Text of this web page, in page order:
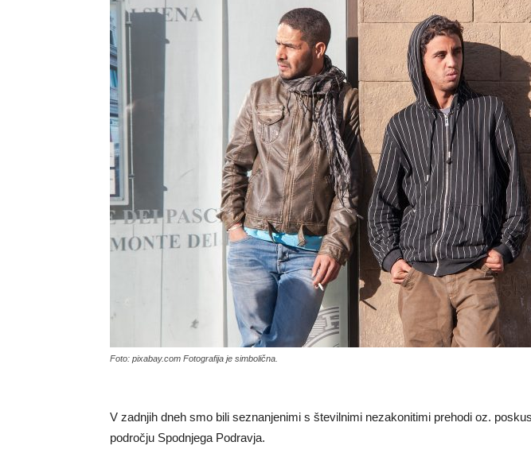
Foto: pixabay.com Fotografija je simbolična.
V zadnjih dneh smo bili seznanjenimi s številnimi nezakonitimi prehodi oz.
področju Spodnjega Podravja.